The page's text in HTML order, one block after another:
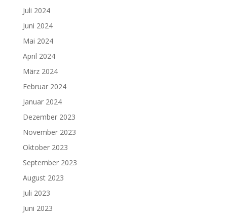
Juli 2024
Juni 2024
Mai 2024
April 2024
März 2024
Februar 2024
Januar 2024
Dezember 2023
November 2023
Oktober 2023
September 2023
August 2023
Juli 2023
Juni 2023